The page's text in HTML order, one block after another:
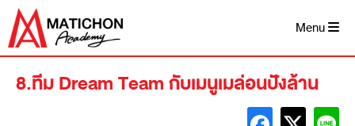
Skip
content
Menu
8.ทีม Dream Team กับเมนูเมล่อนปังล้าน